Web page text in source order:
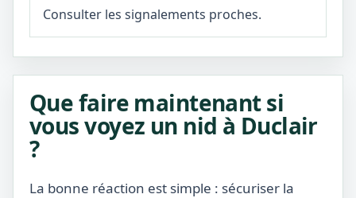
Consulter les signalements proches.
Que faire maintenant si
vous voyez un nid à Duclair
?
La bonne réaction est simple : sécuriser la